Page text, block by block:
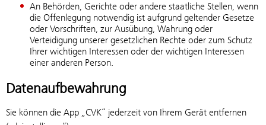
An Behörden, Gerichte oder andere staatliche Stellen, wenn
die Offenlegung notwendig ist aufgrund geltender Gesetze
oder Vorschriften, zur Ausübung, Wahrung oder
Verteidigung unserer gesetzlichen Rechte oder zum Schutz
Ihrer wichtigen Interessen oder der wichtigen Interessen
einer anderen Person.
Datenaufbewahrung
Sie können die App „CVK“ jederzeit von Ihrem Gerät entfernen